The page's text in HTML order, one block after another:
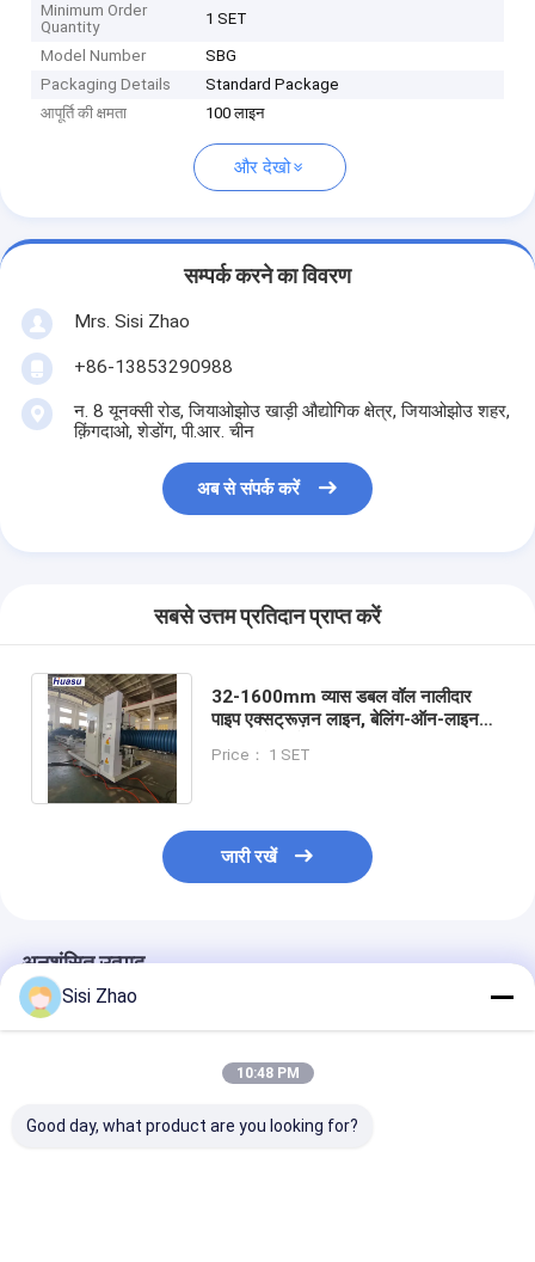
Minimum Order
Quantity
1 SET
Model Number
SBG
Packaging Details
Standard Package
आपूर्ति की क्षमता
100 लाइन
और देखो
सम्पर्क करने का विवरण
Mrs. Sisi Zhao
+86-13853290988
न. 8 यूनक्सी रोड, जियाओझोउ खाड़ी औद्योगिक क्षेत्र, जियाओझोउ शहर,
क़िंगदाओ, शेडोंग, पी.आर. चीन
अब से संपर्क करें
सबसे उत्तम प्रतिदान प्राप्त करें
32-1600mm व्यास डबल वॉल नालीदार
पाइप एक्सट्रूज़न लाइन, बेलिंग-ऑन-लाइन
आउटपुट के साथ
Price： 1 SET
जारी रखें
अनुशंसित उत्पाद
Sisi Zhao
10:48 PM
Good day, what product are you looking for?